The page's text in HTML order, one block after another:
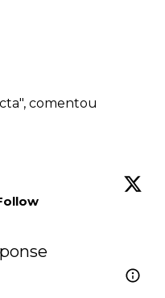
comentou